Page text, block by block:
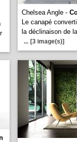
Chelsea Angle -
Le canapé
la déclinaison de
... [3 image(s)]